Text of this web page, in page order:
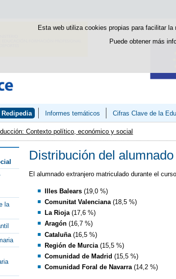
Esta web utiliza cookies propias para facilitar
Puede obtener más
Redipedia Informes temáticos Cifras Clave de la
Contexto político, económico y social
la
Distribución del
El alumnado extranjero matriculado durante el
Illes Balears(19,0 %)
Comunitat Valenciana(18,5 %)
La Rioja(17,6 %)
Aragón(16,7 %)
Cataluña(16,5 %)
Región de Murcia(15,5 %)
Comunidad de Madrid (15,5 %)
Comunidad Foral de Navarra(14,2 %)